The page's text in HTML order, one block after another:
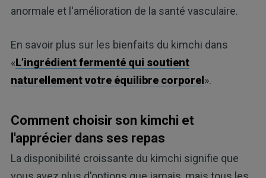
anormale et l'amélioration de la santé vasculaire.
En savoir plus sur les bienfaits du kimchi dans
«L’ingrédient fermenté qui soutient
naturellement votre équilibre corporel ».
Comment choisir son kimchi et
l'apprécier dans ses repas
La disponibilité croissante du kimchi signifie que